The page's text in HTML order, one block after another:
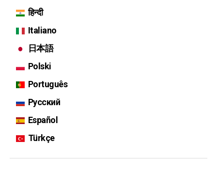
हिन्दी
Italiano
日本語
Polski
Português
Русский
Español
Türkçe